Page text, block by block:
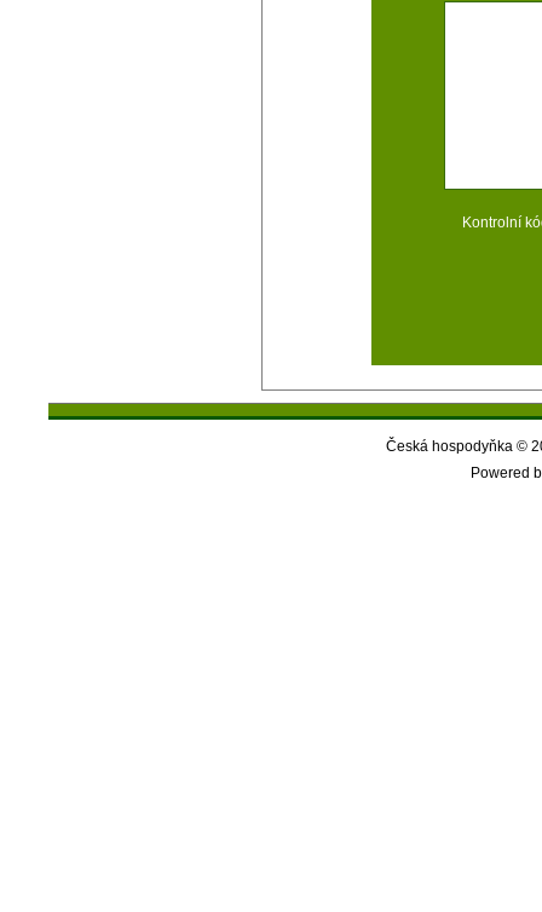
Kontrolní
Česká hospodyňka ©
Powered